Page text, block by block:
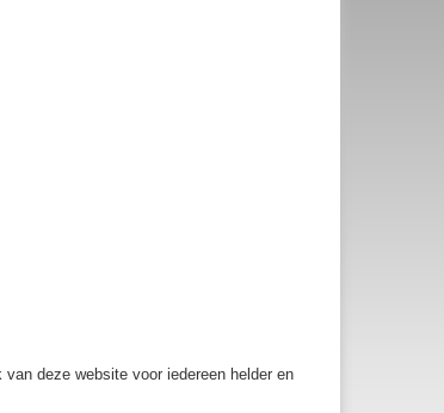
deze website voor iedereen helder en